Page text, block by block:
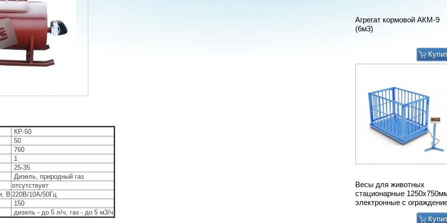
Агрегат кормовой АКМ-9
(6м3)
Весы для животных
стационарные
электронные с
КР-50
50
760
1
25-35
Дизель, природный газ
отсутствует
В 220В/10А/50Гц
150
дизель - до 5 л/ч, газ - до 5 м3/ч